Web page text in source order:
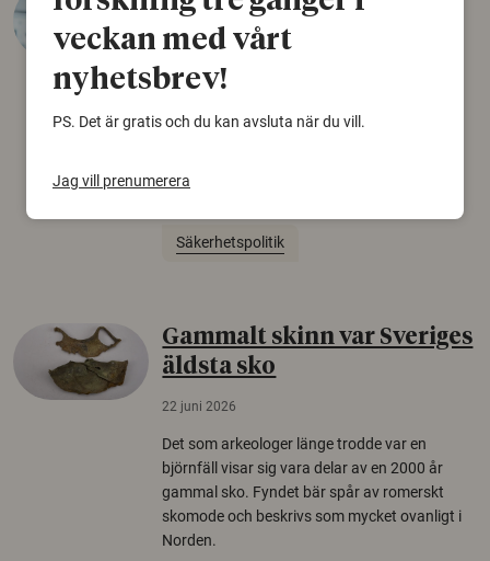
desinformation?
30 juli 2026
konspirationsteorier är ofta mer mottagliga
från Försvarshögskolan med deltagare i fyra
Säkerhetspolitik
Gammalt skinn var Sveriges
äldsta sko
22 juni 2026
Det som arkeologer länge trodde var en
björnfäll visar sig vara delar av en 2000 år
gammal sko. Fyndet bär spår av romerskt
skomode och beskrivs som mycket ovanligt i
Norden.
veckan med vårt
nyhetsbrev!
PS. Det är gratis och du kan avsluta när du vill.
Jag vill prenumerera